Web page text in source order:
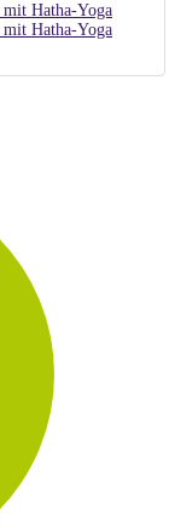
Hatha-Yoga
Hatha-Yoga